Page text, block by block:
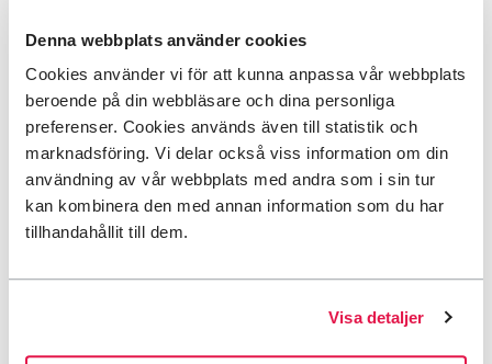
Denna webbplats använder cookies
Cookies använder vi för att kunna anpassa vår webbplats
beroende på din webbläsare och dina personliga
preferenser. Cookies används även till statistik och
marknadsföring. Vi delar också viss information om din
användning av vår webbplats med andra som i sin tur
kan kombinera den med annan information som du har
tillhandahållit till dem.
Visa detaljer
< 10
Följ oss på STF Áilu Arctic Hotel
Facebook Instagram
Vårt hållbarhetsarbete
STF:s Hållbarhetslöfteom att